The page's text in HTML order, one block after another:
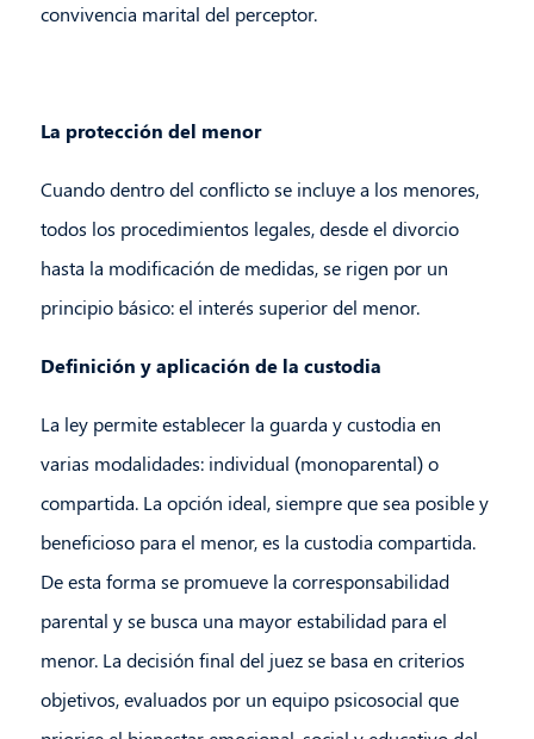
convivencia marital del perceptor.
La protección del menor
Cuando dentro del conflicto se incluye a los menores,
todos los procedimientos legales, desde el divorcio
hasta la modificación de medidas, se rigen por un
principio básico: el interés superior del menor.
Definición y aplicación de la custodia
La ley permite establecer la guarda y custodia en
varias modalidades: individual (monoparental) o
compartida. La opción ideal, siempre que sea posible y
beneficioso para el menor, es la custodia compartida.
De esta forma se promueve la corresponsabilidad
parental y se busca una mayor estabilidad para el
menor. La decisión final del juez se basa en criterios
objetivos, evaluados por un equipo psicosocial que